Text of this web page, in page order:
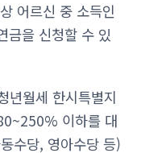
어르신 중 소득인
금을 신청할 수 있
년월세 한시특별지
이하를 대
수당, 영아수당 등)